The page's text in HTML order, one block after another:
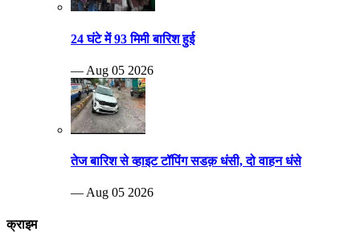
24 घंटे में 93 मिमी बारिश हुई
— Aug 05 2026
तेज बारिश से व्हाइट टॉपिंग सडक़ धंसी, दो वाहन धंसे
— Aug 05 2026
क्राइम